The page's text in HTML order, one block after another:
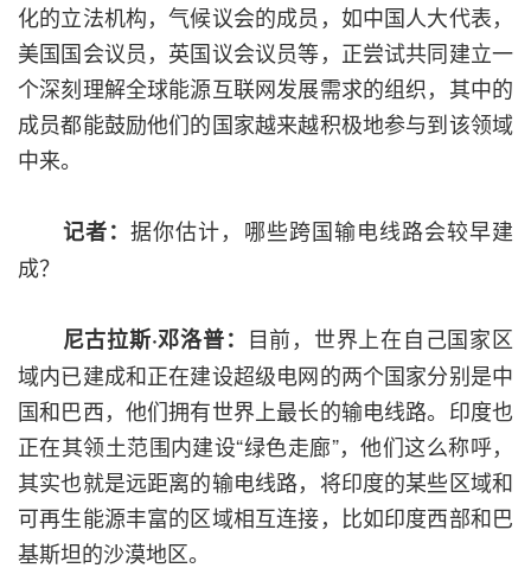
化的立法机构，气候议会的成员，如中国人大代表，
美国国会议员，英国议会议员等，正尝试共同建立一
个深刻理解全球能源互联网发展需求的组织，其中的
成员都能鼓励他们的国家越来越积极地参与到该领域
中来。
记者：据你估计，哪些跨国输电线路会较早建
成？
尼古拉斯·邓洛普： 目前，世界上在自己国家区
域内已建成和正在建设超级电网的两个国家分别是中
国和巴西，他们拥有世界上最长的输电线路。印度也
正在其领土范围内建设“绿色走廊”，他们这么称呼，
其实也就是远距离的输电线路，将印度的某些区域和
可再生能源丰富的区域相互连接，比如印度西部和巴
基斯坦的沙漠地区。